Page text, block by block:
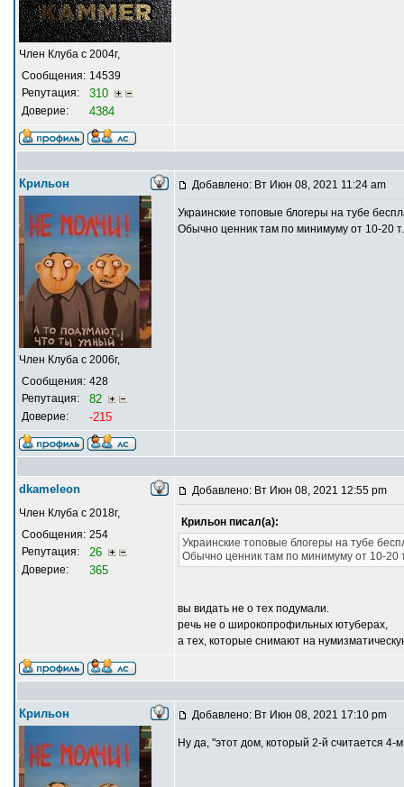
Член Клуба с 2004г,
Сообщения: 14539
Репутация:
310
Доверие: 4384
Крильон
Член Клуба с 2006г,
Сообщения: 428
Репутация:
82
Доверие: -215
Добавлено: Вт Июн 08, 2021 11:24 am
Украинские топовые блогеры на тубе
Обычно ценник там по минимуму от 10-20
dkameleon
Член Клуба с 2018г,
Сообщения: 254
Репутация:
26
Доверие: 365
Добавлено: Вт Июн 08, 2021 12:55 pm
Крильон писал(а):
Украинские топовые блогеры на тубе
Обычно ценник там по минимуму от 10-20
вы видать не о тех подумали.
речь не о широкопрофильных ютуберах,
а тех, которые снимают на
Крильон Добавлено: Вт Июн 08, 2021 17:10 pm
Ну да, "этот дом, который 2-й считается